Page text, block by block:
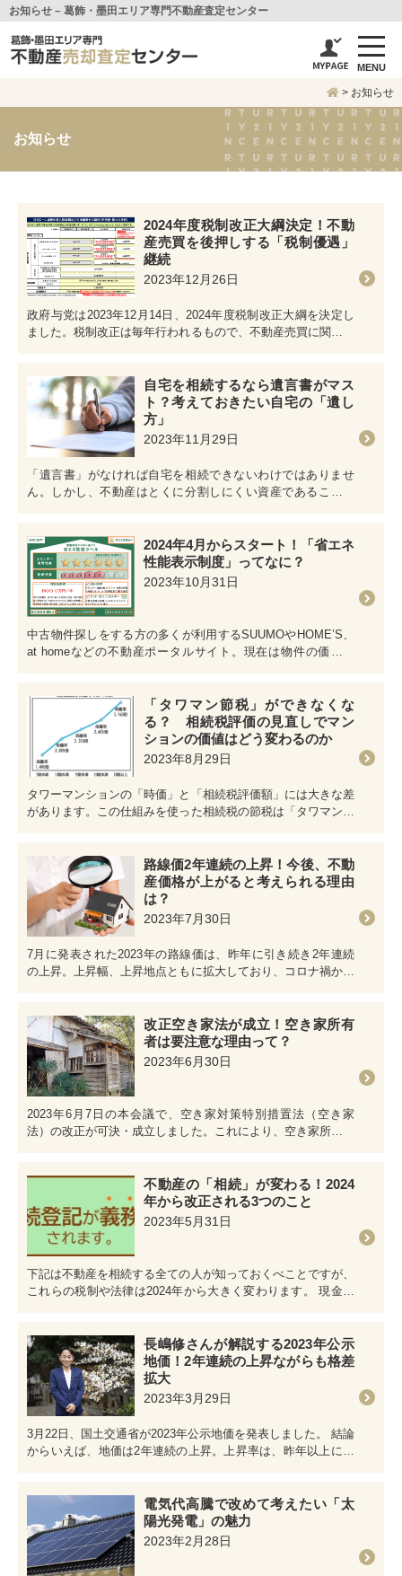
お知らせ – 葛飾・墨田エリア専門不動産査定センター
MENU
> お知らせ
お知らせ
2024年度税制改正大綱決定！不動
産売買を後押しする「税制優遇」
継続
2023年12月26日
政府与党は2023年12月14日、2024年度税制改正大綱を決定し
ました。税制改正は毎年行われるもので、不動産売買に関する
自宅を相続するなら遺言書がマス
ト？考えておきたい自宅の「遺し
方」
2023年11月29日
「遺言書」がなければ自宅を相続できないわけではありませ
ん。しかし、不動産はとくに分割しにくい資産であることか
2024年4月からスタート！「省エネ
性能表示制度」ってなに？
2023年10月31日
中古物件探しをする方の多くが利用するSUUMOやHOME’S、
at homeなどの不動産ポータルサイト。現在は物件の価格や
「タワマン節税」ができなくな
る？ 相続税評価の見直しでマン
ションの価値はどう変わるのか
2023年8月29日
タワーマンションの「時価」と「相続税評価額」には大きな差
があります。この仕組みを使った相続税の節税は「タワマン節
路線価2年連続の上昇！今後、不動
産価格が上がると考えられる理由
は？
2023年7月30日
7月に発表された2023年の路線価は、昨年に引き続き2年連続
の上昇。上昇幅、上昇地点ともに拡大しており、コロナ禍から
改正空き家法が成立！空き家所有
者は要注意な理由って？
2023年6月30日
2023年6月7日の本会議で、空き家対策特別措置法（空き家
法）の改正が可決・成立しました。これにより、空き家所有者
不動産の「相続」が変わる！2024
年から改正される3つのこと
2023年5月31日
下記は不動産を相続する全ての人が知っておくべことですが、
これらの税制や法律は2024年から大きく変わります。 現金を
長嶋修さんが解説する2023年公示
地価！2年連続の上昇ながらも格差
拡大
2023年3月29日
3月22日、国土交通省が2023年公示地価を発表しました。 結論
からいえば、地価は2年連続の上昇。上昇率は、昨年以上に拡
電気代高騰で改めて考えたい「太
陽光発電」の魅力
2023年2月28日